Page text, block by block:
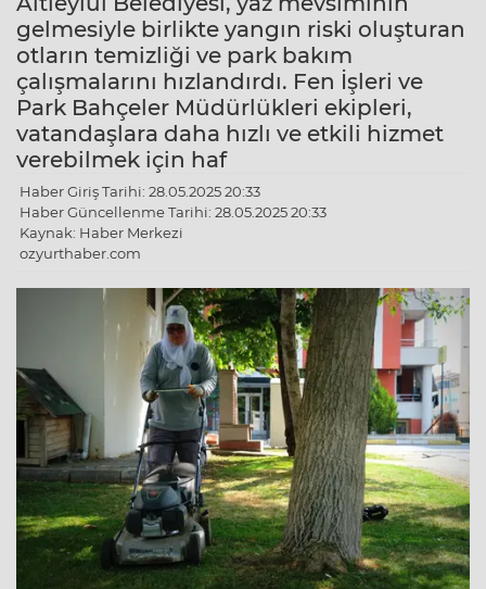
gelmesiyle birlikte yangın riski oluşturan
otların temizliği ve park bakım
çalışmalarını hızlandırdı. Fen İşleri ve
Park Bahçeler Müdürlükleri ekipleri,
vatandaşlara daha hızlı ve etkili hizmet
verebilmek için haf
Haber Giriş Tarihi: 28.05.2025 20:33
Haber Güncellenme Tarihi: 28.05.2025 20:33
Kaynak: Haber Merkezi
ozyurthaber.com